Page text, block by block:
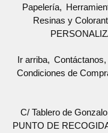
Papelería
Resinas y
Ir arriba Contáctanos
Condiciones de
C/ Tablero de
PUNTO DE